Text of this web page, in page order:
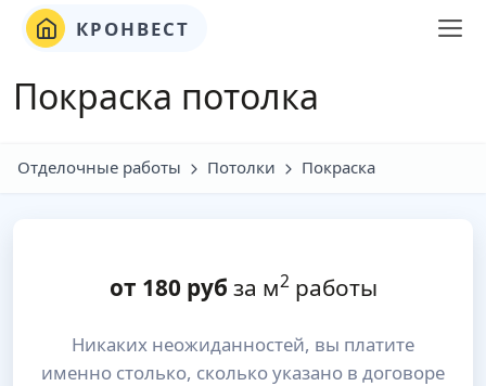
КРОНВЕСТ
Покраска потолка
Отделочные работы Потолки Покраска
от 180руб за м2работы
Никаких неожиданностей, вы платите
именно столько, сколько указано в договоре